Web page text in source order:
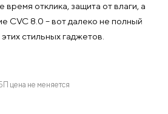
время отклика, защита от влаги, а
CVC 8.0 – вот далеко не полный
стильных гаджетов.
цена не меняется